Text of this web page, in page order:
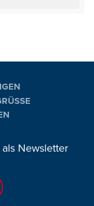
Newsletter